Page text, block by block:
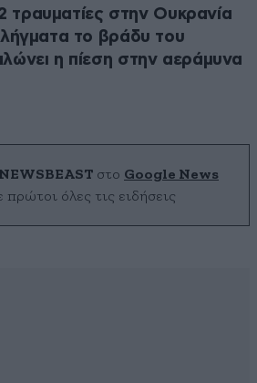
τραυματίες στην Ουκρανία
το βράδυ του
η πίεση στην αεράμυνα
NEWSBEAST στο Google News
πρώτοι όλες τις ειδήσεις